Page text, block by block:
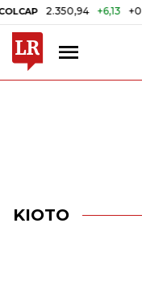
2.350,94 +6,13 +0,26%
KIOTO